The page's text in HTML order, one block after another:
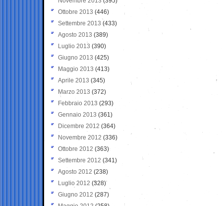
Ottobre 2013 (446)
Settembre 2013 (433)
Agosto 2013 (389)
Luglio 2013 (390)
Giugno 2013 (425)
Maggio 2013 (413)
Aprile 2013 (345)
Marzo 2013 (372)
Febbraio 2013 (293)
Gennaio 2013 (361)
Dicembre 2012 (364)
Novembre 2012 (336)
Ottobre 2012 (363)
Settembre 2012 (341)
Agosto 2012 (238)
Luglio 2012 (328)
Giugno 2012 (287)